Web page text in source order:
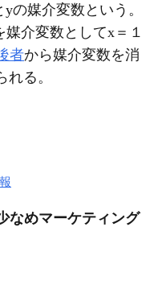
の媒介変数という。
介変数としてx＝１
者から媒介変数を消
る。
なめマーケティング